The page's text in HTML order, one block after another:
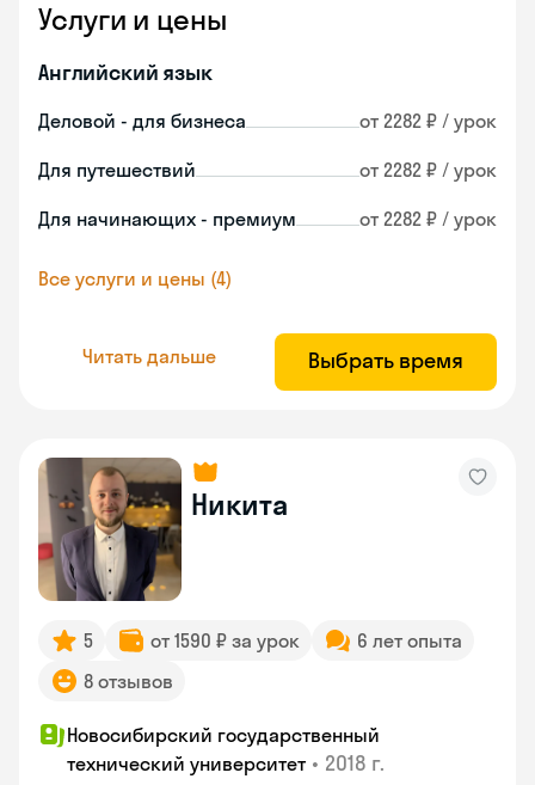
Услуги и цены
Английский язык
Деловой - для бизнеса от 2282 ₽ / урок
Для путешествий от 2282 ₽ / урок
Для начинающих - премиум от 2282 ₽ / урок
Все услуги и цены (4)
Читать дальше Выбрать время
Никита
5 от 1590 ₽ за урок
6 лет опыта
8 отзывов
Новосибирский государственный
технический университет • 2018 г.